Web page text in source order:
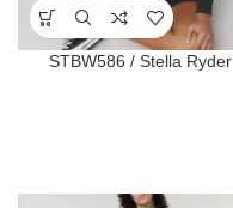
STBW586 / Stella Ryder